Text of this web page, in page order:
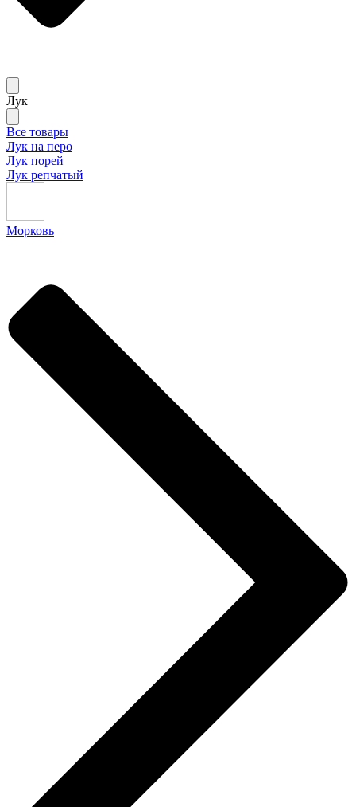
Лук
Все товары
Лук на перо
Лук порей
Лук репчатый
Морковь